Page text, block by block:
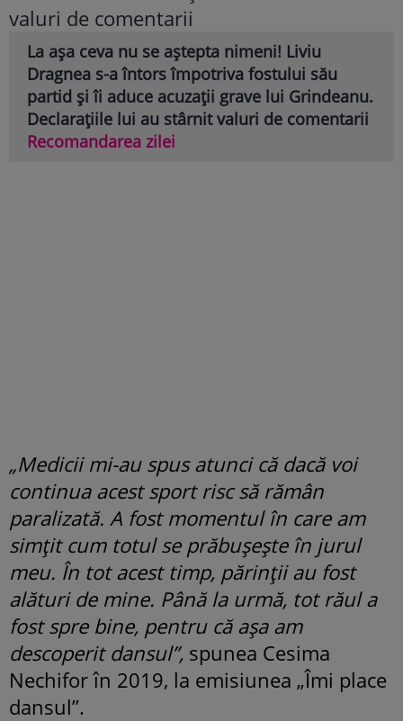
La așa ceva nu se aștepta nimeni! Liviu
Dragnea s-a întors împotriva fostului său
partid și îi aduce acuzații grave lui Grindeanu.
Declarațiile lui au stârnit valuri de comentarii
Recomandarea zilei
„Medicii mi-au spus atunci că dacă voi
continua acest sport risc să rămân
paralizată. A fost momentul în care am
simțit cum totul se prăbușește în jurul
meu. În tot acest timp, părinții au fost
alături de mine. Până la urmă, tot răul a
fost spre bine, pentru că așa am
descoperit dansul”, spunea Cesima
Nechifor în 2019, la emisiunea „Îmi place
dansul”.